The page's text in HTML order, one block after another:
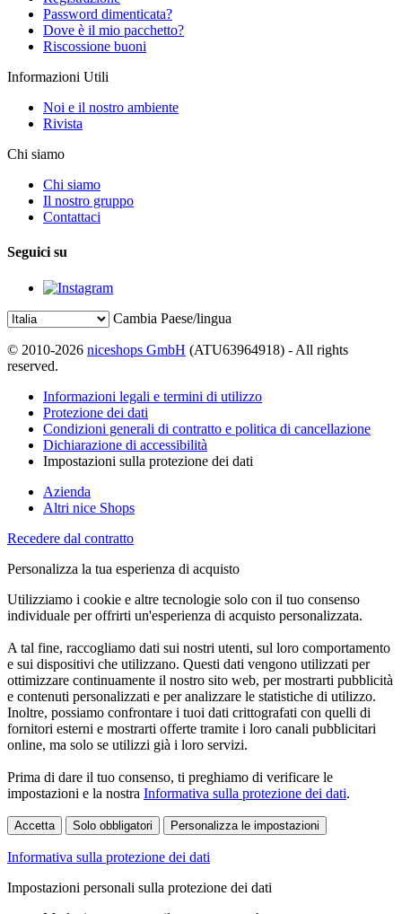
Password dimenticata?
Dove è il mio pacchetto?
Riscossione buoni
Informazioni Utili
Noi e il nostro ambiente
Rivista
Chi siamo
Chi siamo
Il nostro gruppo
Contattaci
Seguici su
Cambia Paese/lingua
© 2010-2026 niceshops GmbH (ATU63964918) - All rights
reserved.
Informazioni legali e termini di utilizzo
Protezione dei dati
Condizioni generali di contratto e politica di cancellazione
Dichiarazione di accessibilità
Impostazioni sulla protezione dei dati
Azienda
Altri nice Shops
Recedere dal contratto
Personalizza la tua esperienza di acquisto
Utilizziamo i cookie e altre tecnologie solo con il tuo consenso
individuale per offrirti un'esperienza di acquisto personalizzata.
A tal fine, raccogliamo dati sui nostri utenti, sul loro comportamento
e sui dispositivi che utilizzano. Questi dati vengono utilizzati per
ottimizzare continuamente il nostro sito web, per mostrarti pubblicità
e contenuti personalizzati e per analizzare le statistiche di utilizzo.
Inoltre, possiamo confrontare i tuoi dati crittografati con quelli di
fornitori esterni e mostrarti offerte tramite i loro canali pubblicitari
online, ma solo se utilizzi già i loro servizi.
Prima di dare il tuo consenso, ti preghiamo di verificare le
impostazioni e la nostra Informativa sulla protezione dei dati.
Accetta Solo obbligatori Personalizza le impostazioni
Informativa sulla protezione dei dati
Impostazioni personali sulla protezione dei dati